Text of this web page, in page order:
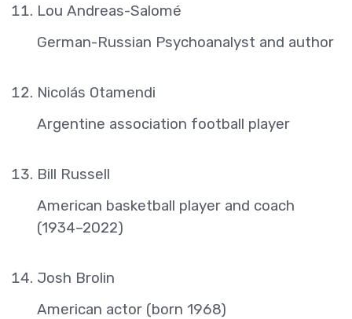
Lou Andreas-Salomé
German-Russian Psychoanalyst and author
Nicolás Otamendi
Argentine association football player
Bill Russell
American basketball player and coach
(1934–2022)
Josh Brolin
American actor (born 1968)